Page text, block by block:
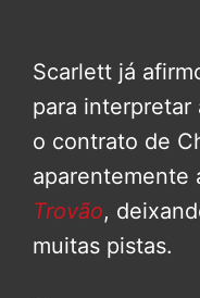
Scarlett já
para interpretar
o contrato de
aparentemente
Trovão,
muitas pistas.